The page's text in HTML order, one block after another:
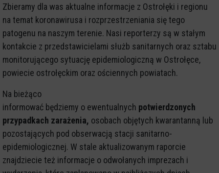
Zbieramy dla was aktualne informacje z Ostrołęki i regionu
na temat koronawirusa i rozprzestrzeniania się tego
patogenu na naszym terenie. Nasi reporterzy są w stałym
kontakcie z przedstawicielami służb sanitarnych oraz sztabu
monitorującego sytuację epidemiologiczną w Ostrołęce,
powiecie ostrołęckim oraz ościennych powiatach.
Na bieżąco
informować będziemy o ewentualnych potwierdzonych
przypadkach zarażenia, osobach objętych kwarantanną lub
pozostających pod obserwacją stacji sanitarno-
epidemiologicznej. W stale aktualizowanym raporcie
znajdziecie też informacje o odwołanych imprezach i